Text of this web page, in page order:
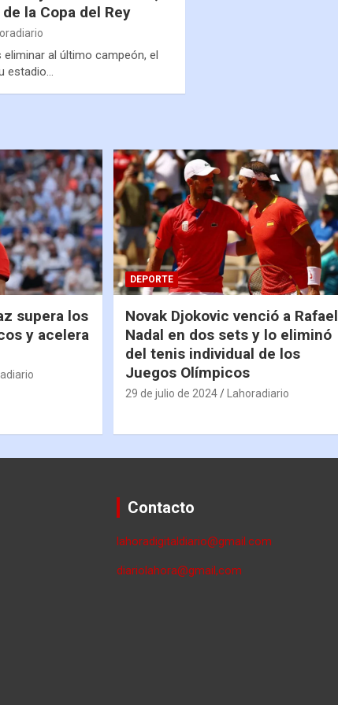
la Copa del Rey
al último campeón, el
estadio…
supera los
y acelera
DEPORTE
Novak Djokovic venció a Rafael
Nadal en dos sets y lo eliminó
del tenis individual de los
Juegos Olímpicos
29 de julio de 2024 Lahoradiario
Contacto
lahoradigitaldiario@gmail.com
diariolahora@gmail,com